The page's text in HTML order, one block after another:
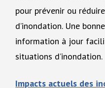
pour prévenir ou
d’inondation. Une
information à jour
situations d’inondation.
Impacts actuels des